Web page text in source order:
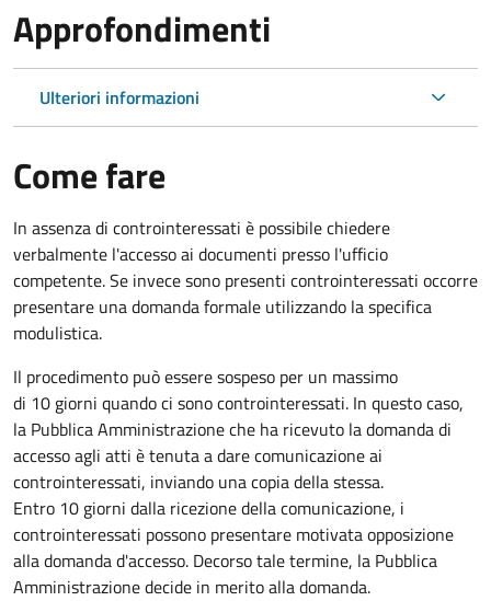
Approfondimenti
Ulteriori informazioni
Come fare
In assenza di controinteressati è possibile chiedere
verbalmente l'accesso ai documenti presso l'ufficio
competente. Se invece sono presenti controinteressati occorre
presentare una domanda formale utilizzando la specifica
modulistica.
Il procedimento può essere sospeso per un massimo
di 10 giorni quando ci sono controinteressati. In questo caso,
la Pubblica Amministrazione che ha ricevuto la domanda di
accesso agli atti è tenuta a dare comunicazione ai
controinteressati, inviando una copia della stessa.
Entro 10 giorni dalla ricezione della comunicazione, i
controinteressati possono presentare motivata opposizione
alla domanda d'accesso. Decorso tale termine, la Pubblica
Amministrazione decide in merito alla domanda.